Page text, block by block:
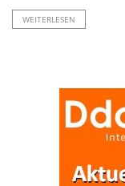
WEITERLESEN